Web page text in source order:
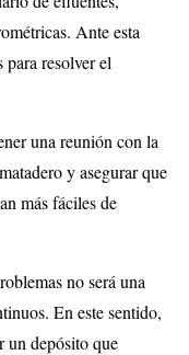
Ante esta
para resolver el
una reunión con la
y asegurar que
más fáciles de
no será una
En este sentido,
un depósito que